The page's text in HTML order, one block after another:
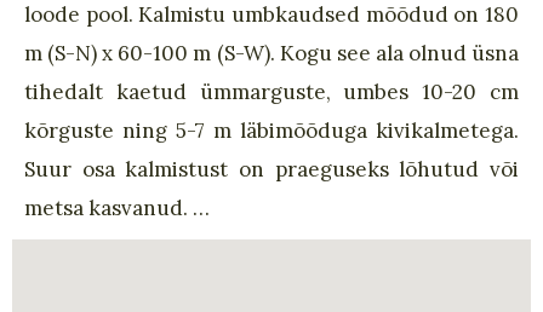
loode pool. Kalmistu umbkaudsed mõõdud on 180
m (S-N) x 60-100 m (S-W). Kogu see ala olnud üsna
tihedalt kaetud ümmarguste, umbes 10-20 cm
kõrguste ning 5-7 m läbimõõduga kivikalmetega.
Suur osa kalmistust on praeguseks lõhutud või
metsa kasvanud. …